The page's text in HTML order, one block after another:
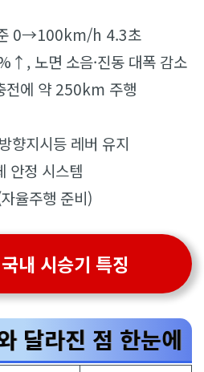
0→100km/h 4.3초
노면 소음·진동 대폭 감소
전에 약 250km 주행
향지시등 레버 유지
안정 시스템
율주행 준비)
내 시승기 특징
달라진 점 한눈에